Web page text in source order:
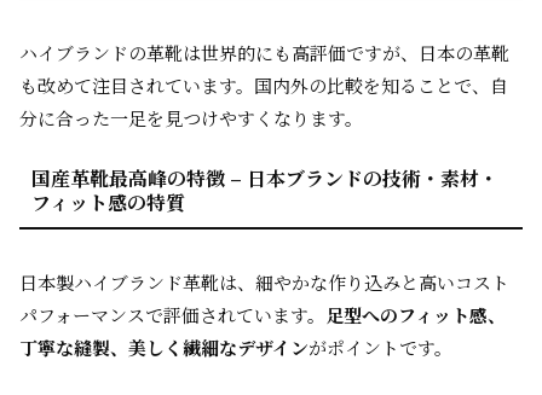
ハイブランドの革靴は世界的にも高評価ですが、日本の革靴
も改めて注目されています。国内外の比較を知ることで、自
分に合った一足を見つけやすくなります。
国産革靴最高峰の特徴 – 日本ブランドの技術・素材・
フィット感の特質
日本製ハイブランド革靴は、細やかな作り込みと高いコスト
パフォーマンスで評価されています。 足型へのフィット感、
丁寧な縫製、美しく繊細なデザインがポイントです。